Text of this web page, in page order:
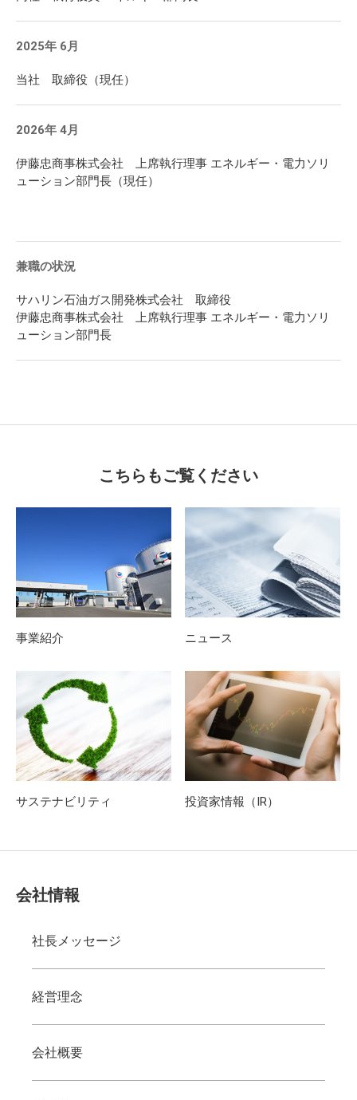
2025年 6月
当社 取締役（現任）
2026年 4月
伊藤忠商事株式会社 上席執行理事 エネルギー・電力ソリ
ューション部門長（現任）
兼職の状況
サハリン石油ガス開発株式会社 取締役
伊藤忠商事株式会社 上席執行理事 エネルギー・電力ソリ
ューション部門長
こちらもご覧ください
事業紹介 ニュース
サステナビリティ 投資家情報（IR）
会社情報
社長メッセージ
経営理念
会社概要